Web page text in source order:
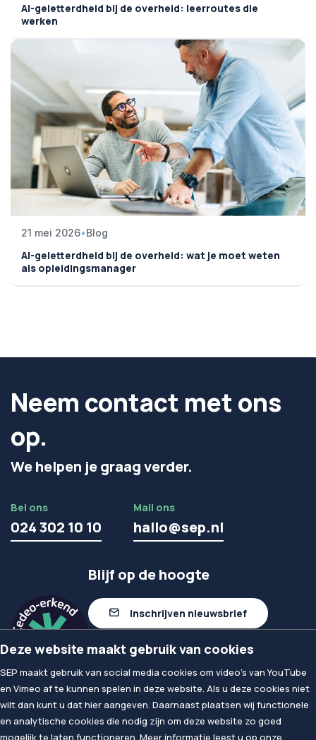
AI-geletterdheid bij de overheid: leerroutes die
werken
21 mei 2026•Blog
AI-geletterdheid bij de overheid: wat je moet weten
als opleidingsmanager
Neem contact met ons
op.
We helpen je graag verder.
Bel ons
024 302 10 10
Mail ons
hallo@sep.nl
Blijf op de hoogte
Inschrijven nieuwsbrief
Volg ons op linkedIn
© 2026SEP
Deze website maakt gebruik van cookies
SEP maakt gebruik van social media cookies om video's van YouTube
en Vimeo af te kunnen spelen in deze website. Als u deze cookies niet
wilt dan kunt u dat hier aangeven. Daarnaast plaatsen wij functionele
en analytische cookies die nodig zijn om deze website zo goed
mogelijk te laten functioneren. Meer informatie leest u op onze